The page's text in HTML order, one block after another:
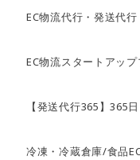
EC物流代行・発送代行
EC物流スタートアップ
【発送代行365】365
冷凍・冷蔵倉庫/食品